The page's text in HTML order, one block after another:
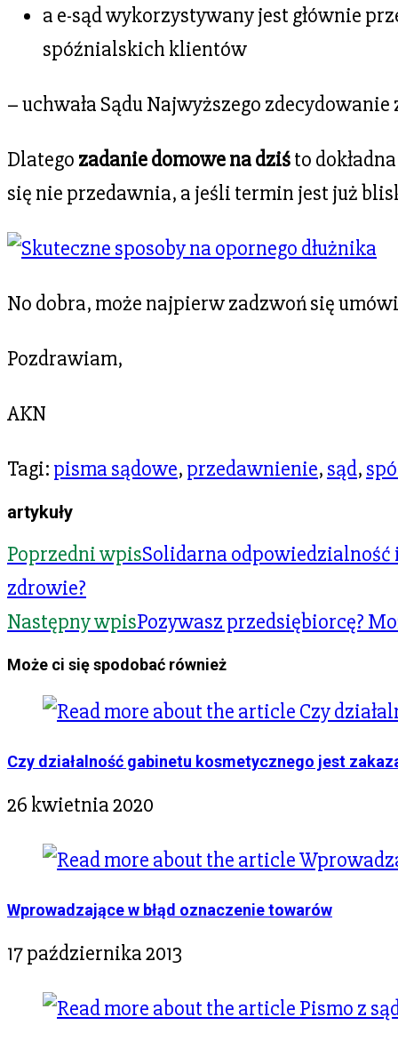
a e-sąd wykorzystywany jest głównie
spóźnialskich klientów
– uchwała Sądu Najwyższego
Dlatego zadanie domowe na dziśto
się nie przedawnia, a jeśli termin jest już
No dobra, może najpierw zadzwoń się
Pozdrawiam,
AKN
Tagi: pisma sądowe, przedawnienie, sąd,
artykuły
Poprzedni wpisSolidarna
zdrowie?
Następny wpisPozywasz przedsiębiorcę?
Może ci się spodobać również
Czy działalność gabinetu kosmetycznego jest
26 kwietnia 2020
Wprowadzające w błąd oznaczenie towarów
17 października 2013